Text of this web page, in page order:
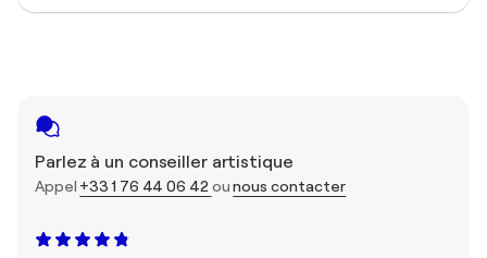
Parlez à un conseiller artistique
Appel +33 1 76 44 06 42ounous contacter